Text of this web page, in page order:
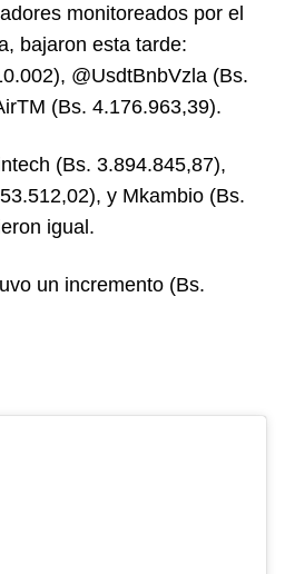
monitoreados por el
bajaron esta tarde:
@UsdtBnbVzla (Bs.
(Bs. 4.176.963,39).
(Bs. 3.894.845,87),
y Mkambio (Bs.
igual.
un incremento (Bs.